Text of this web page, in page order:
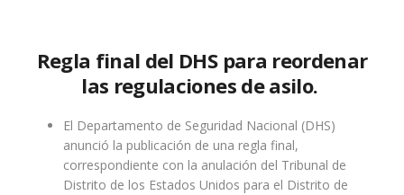
Regla final del DHS para reordenar
las regulaciones de asilo.
El Departamento de Seguridad Nacional (DHS)
anunció la publicación de una regla final,
correspondiente con la anulación del Tribunal de
Distrito de los Estados Unidos para el Distrito de